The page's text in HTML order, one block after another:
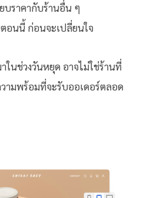
บราคากับร้านอื่น ๆ
อนนี้ ก่อนจะเปลี่ยนใจ
ในช่วงวันหยุด อาจไม่ใช่ร้านที่
ามพร้อมที่จะรับออเดอร์ตลอด